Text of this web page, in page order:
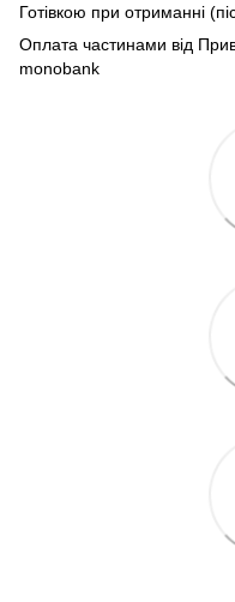
Готівкою при отриманні
Оплата частинами від
monobank